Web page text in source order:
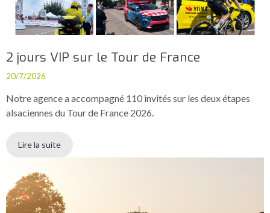
2 jours VIP sur le Tour de France
20/7/2026
Notre agence a accompagné 110 invités sur les deux étapes
alsaciennes du Tour de France 2026.
Lire la suite